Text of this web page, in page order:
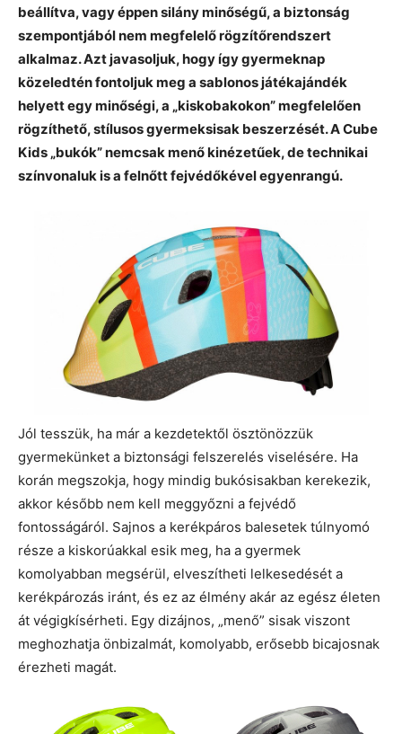
beállítva, vagy éppen silány minőségű, a biztonság
szempontjából nem megfelelő rögzítőrendszert
alkalmaz. Azt javasoljuk, hogy így gyermeknap
közeledtén fontoljuk meg a sablonos játékajándék
helyett egy minőségi, a „kiskobakokon” megfelelően
rögzíthető, stílusos gyermeksisak beszerzését. A Cube
Kids „bukók” nemcsak menő kinézetűek, de technikai
színvonaluk is a felnőtt fejvédőkével egyenrangú.
Jól tesszük, ha már a kezdetektől ösztönözzük
gyermekünket a biztonsági felszerelés viselésére. Ha
korán megszokja, hogy mindig bukósisakban kerekezik,
akkor később nem kell meggyőzni a fejvédő
fontosságáról. Sajnos a kerékpáros balesetek túlnyomó
része a kiskorúakkal esik meg, ha a gyermek
komolyabban megsérül, elveszítheti lelkesedését a
kerékpározás iránt, és ez az élmény akár az egész életen
át végigkísérheti. Egy dizájnos, „menő” sisak viszont
meghozhatja önbizalmát, komolyabb, erősebb bicajosnak
érezheti magát.